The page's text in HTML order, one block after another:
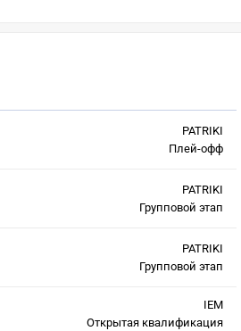
PATRIKI
Плей-офф
PATRIKI
Групповой этап
PATRIKI
Групповой этап
IEM
Открытая квалификация